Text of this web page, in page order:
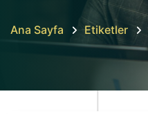
Ana Sayfa Etiketler